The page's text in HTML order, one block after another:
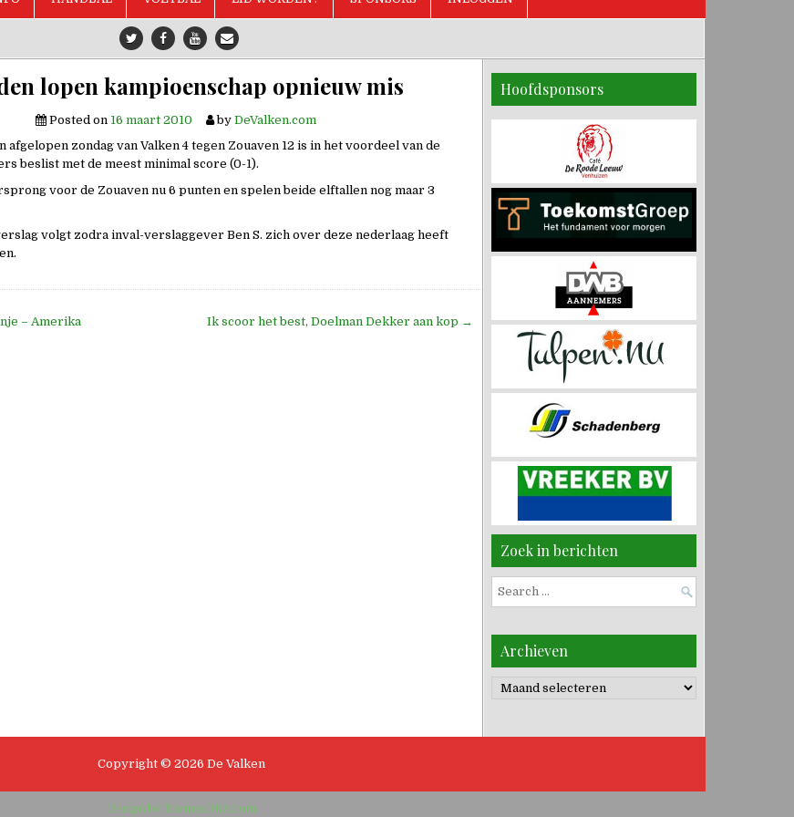
lopen kampioenschap opnieuw mis
Posted on 16 maart 2010 by DeValken.com
afgelopen zondag van Valken 4 tegen Zouaven 12 is in het voordeel van de
beslist met de meest minimal score (0-1).
voor de Zouaven nu 6 punten en spelen beide elftallen nog maar 3
volgt zodra inval-verslaggever Ben S. zich over deze nederlaag heeft
– Amerika Ik scoor het best, Doelman Dekker aan kop →
Hoofdsponsors
Zoek in berichten
Search
for:
Archieven
Archieven
Copyright © 2026 De Valken
Design by ThemesDNA.com